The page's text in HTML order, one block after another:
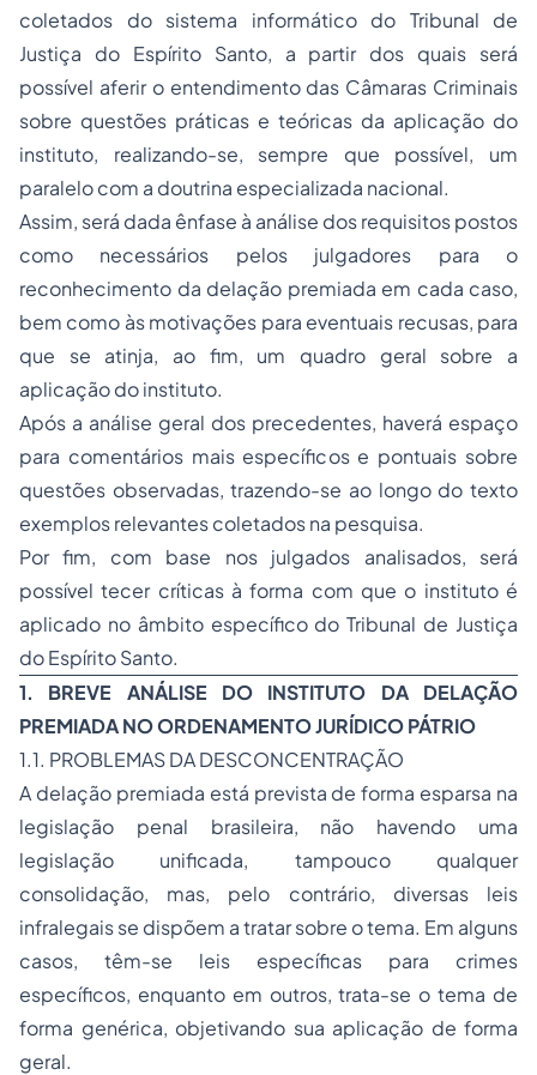
coletados do sistema informático do Tribunal de
Justiça do Espírito Santo, a partir dos quais será
possível aferir o entendimento das Câmaras Criminais
sobre questões práticas e teóricas da aplicação do
instituto, realizando-se, sempre que possível, um
paralelo com a doutrina especializada nacional.
Assim, será dada ênfase à análise dos requisitos postos
como necessários pelos julgadores para o
reconhecimento da delação premiada em cada caso,
bem como às motivações para eventuais recusas, para
que se atinja, ao fim, um quadro geral sobre a
aplicação do instituto.
Após a análise geral dos precedentes, haverá espaço
para comentários mais específicos e pontuais sobre
questões observadas, trazendo-se ao longo do texto
exemplos relevantes coletados na pesquisa.
Por fim, com base nos julgados analisados, será
possível tecer críticas à forma com que o instituto é
aplicado no âmbito específico do Tribunal de Justiça
do Espírito Santo.
1. BREVE ANÁLISE DO INSTITUTO DA DELAÇÃO
PREMIADA NO ORDENAMENTO JURÍDICO PÁTRIO
1.1. PROBLEMAS DA DESCONCENTRAÇÃO
A delação premiada está prevista de forma esparsa na
legislação penal brasileira, não havendo uma
legislação unificada, tampouco qualquer
consolidação, mas, pelo contrário, diversas leis
infralegais se dispõem a tratar sobre o tema. Em alguns
casos, têm-se leis específicas para crimes
específicos, enquanto em outros, trata-se o tema de
forma genérica, objetivando sua aplicação de forma
geral.